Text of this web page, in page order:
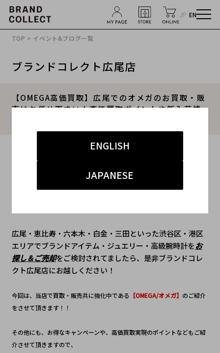
JP EN
ENGLISH
JAPANESE
TOP > イベント&ブログ一覧
ブランドコレクト広尾店
【OMEGA高価買取】広尾でのオメガのお買取・販
売はお任せ下さい！高価買取ポイントや新入荷情
#ブランド買取
広尾・恵比寿・六本木・白金・三田といった渋谷区・港区
エリアでブランドアイテム・ジュエリー・高級腕時計をお
探し＆ご売却をご検討されてましたら、是非ブランドコレ
クト広尾店にお越しください！
今回は、当店で買取・販売共に強化中である 【OMEGA/オメガ】 のご紹介
をさせて頂きます！！
その他にも、お得なキャンペーンや、高価買取実現のポイントなどもご紹
介させて頂きますので、